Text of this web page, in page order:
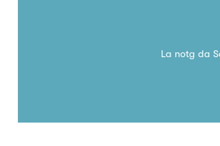
La notg da